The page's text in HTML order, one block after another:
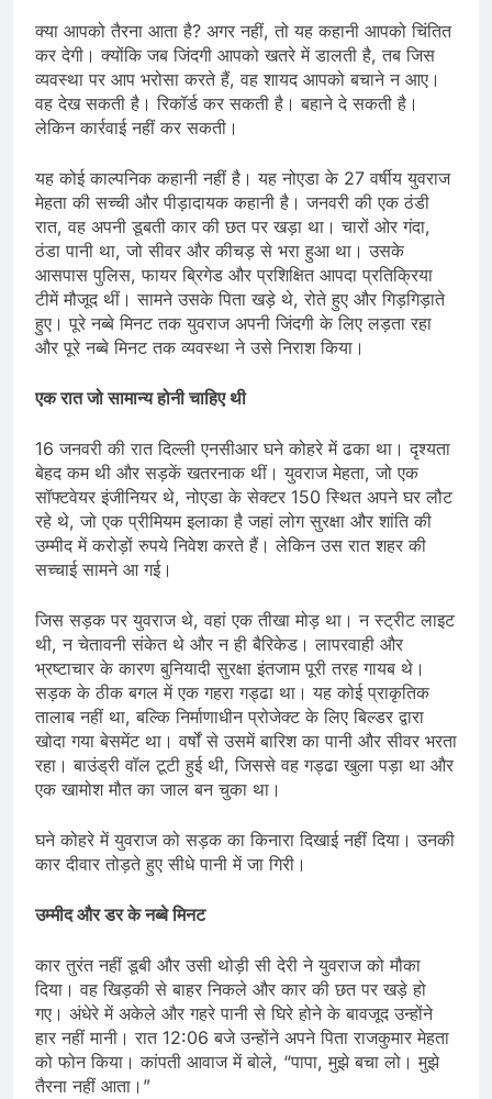
क्या आपको तैरना आता है? अगर नहीं, तो यह कहानी आपको चिंतित
कर देगी। क्योंकि जब जिंदगी आपको खतरे में डालती है, तब जिस
व्यवस्था पर आप भरोसा करते हैं, वह शायद आपको बचाने न आए।
वह देख सकती है। रिकॉर्ड कर सकती है। बहाने दे सकती है।
लेकिन कार्रवाई नहीं कर सकती।
यह कोई काल्पनिक कहानी नहीं है। यह नोएडा के 27 वर्षीय युवराज
मेहता की सच्ची और पीड़ादायक कहानी है। जनवरी की एक ठंडी
रात, वह अपनी डूबती कार की छत पर खड़ा था। चारों ओर गंदा,
ठंडा पानी था, जो सीवर और कीचड़ से भरा हुआ था। उसके
आसपास पुलिस, फायर ब्रिगेड और प्रशिक्षित आपदा प्रतिक्रिया
टीमें मौजूद थीं। सामने उसके पिता खड़े थे, रोते हुए और गिड़गिड़ाते
हुए। पूरे नब्बे मिनट तक युवराज अपनी जिंदगी के लिए लड़ता रहा
और पूरे नब्बे मिनट तक व्यवस्था ने उसे निराश किया।
एक रात जो सामान्य होनी चाहिए थी
16 जनवरी की रात दिल्ली एनसीआर घने कोहरे में ढका था। दृश्यता
बेहद कम थी और सड़कें खतरनाक थीं। युवराज मेहता, जो एक
सॉफ्टवेयर इंजीनियर थे, नोएडा के सेक्टर 150 स्थित अपने घर लौट
रहे थे, जो एक प्रीमियम इलाका है जहां लोग सुरक्षा और शांति की
उम्मीद में करोड़ों रुपये निवेश करते हैं। लेकिन उस रात शहर की
सच्चाई सामने आ गई।
जिस सड़क पर युवराज थे, वहां एक तीखा मोड़ था। न स्ट्रीट लाइट
थी, न चेतावनी संकेत थे और न ही बैरिकेड। लापरवाही और
भ्रष्टाचार के कारण बुनियादी सुरक्षा इंतजाम पूरी तरह गायब थे।
सड़क के ठीक बगल में एक गहरा गड्ढा था। यह कोई प्राकृतिक
तालाब नहीं था, बल्कि निर्माणाधीन प्रोजेक्ट के लिए बिल्डर द्वारा
खोदा गया बेसमेंट था। वर्षों से उसमें बारिश का पानी और सीवर भरता
रहा। बाउंड्री वॉल टूटी हुई थी, जिससे वह गड्ढा खुला पड़ा था और
एक खामोश मौत का जाल बन चुका था।
घने कोहरे में युवराज को सड़क का किनारा दिखाई नहीं दिया। उनकी
कार दीवार तोड़ते हुए सीधे पानी में जा गिरी।
उम्मीद और डर के नब्बे मिनट
कार तुरंत नहीं डूबी और उसी थोड़ी सी देरी ने युवराज को मौका
दिया। वह खिड़की से बाहर निकले और कार की छत पर खड़े हो
गए। अंधेरे में अकेले और गहरे पानी से घिरे होने के बावजूद उन्होंने
हार नहीं मानी। रात 12:06 बजे उन्होंने अपने पिता राजकुमार मेहता
को फोन किया। कांपती आवाज में बोले, “पापा, मुझे बचा लो। मुझे
तैरना नहीं आता।”